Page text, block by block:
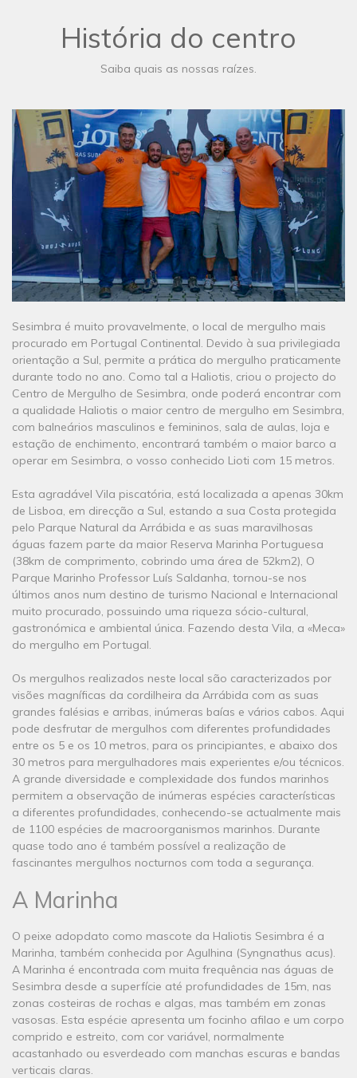
História do centro
Saiba quais as nossas raízes.
Sesimbra é muito provavelmente, o local de mergulho mais
procurado em Portugal Continental. Devido à sua privilegiada
orientação a Sul, permite a prática do mergulho praticamente
durante todo no ano. Como tal a Haliotis, criou o projecto do
Centro de Mergulho de Sesimbra, onde poderá encontrar com
a qualidade Haliotis o maior centro de mergulho em Sesimbra,
com balneários masculinos e femininos, sala de aulas, loja e
estação de enchimento, encontrará também o maior barco a
operar em Sesimbra, o vosso conhecido Lioti com 15 metros.
Esta agradável Vila piscatória, está localizada a apenas 30km
de Lisboa, em direcção a Sul, estando a sua Costa protegida
pelo Parque Natural da Arrábida e as suas maravilhosas
águas fazem parte da maior Reserva Marinha Portuguesa
(38km de comprimento, cobrindo uma área de 52km2), O
Parque Marinho Professor Luís Saldanha, tornou-se nos
últimos anos num destino de turismo Nacional e Internacional
muito procurado, possuindo uma riqueza sócio-cultural,
gastronómica e ambiental única. Fazendo desta Vila, a «Meca»
do mergulho em Portugal.
Os mergulhos realizados neste local são caracterizados por
visões magníficas da cordilheira da Arrábida com as suas
grandes falésias e arribas, inúmeras baías e vários cabos. Aqui
pode desfrutar de mergulhos com diferentes profundidades
entre os 5 e os 10 metros, para os principiantes, e abaixo dos
30 metros para mergulhadores mais experientes e/ou técnicos.
A grande diversidade e complexidade dos fundos marinhos
permitem a observação de inúmeras espécies características
a diferentes profundidades, conhecendo-se actualmente mais
de 1100 espécies de macroorganismos marinhos. Durante
quase todo ano é também possível a realização de
fascinantes mergulhos nocturnos com toda a segurança.​
A Marinha
O peixe adopdato como mascote da Haliotis Sesimbra é a
Marinha, também conhecida por Agulhina (Syngnathus acus).
A Marinha é encontrada com muita frequência nas águas de
Sesimbra desde a superfície até profundidades de 15m, nas
zonas costeiras de rochas e algas, mas também em zonas
vasosas. Esta espécie apresenta um focinho afilao e um corpo
comprido e estreito, com cor variável, normalmente
acastanhado ou esverdeado com manchas escuras e bandas
verticais claras.